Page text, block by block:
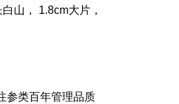
山， 1.8cm大片，
参类百年管理品质